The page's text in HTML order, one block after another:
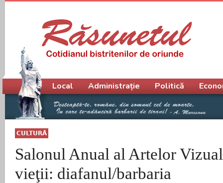
CULTURĂ
Salonul Anual al Artelor
vieţii: diafanul/barbaria
Meniu principal
Local Administrație Politică